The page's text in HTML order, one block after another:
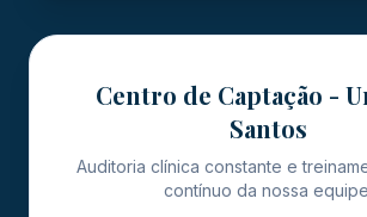
Centro de Captação -
Santos
Auditoria clínica constante e
contínuo da nossa